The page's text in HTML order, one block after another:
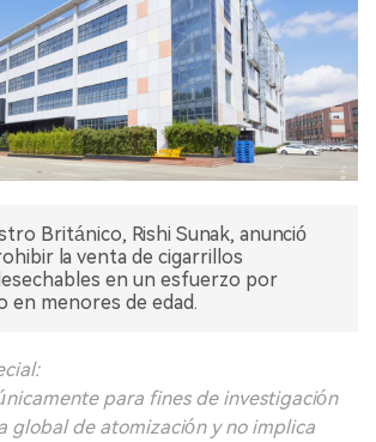
Británico, Rishi Sunak, anunció
la venta de cigarrillos
en un esfuerzo por
en menores de edad.
para fines de investigación
global de atomización y no implica